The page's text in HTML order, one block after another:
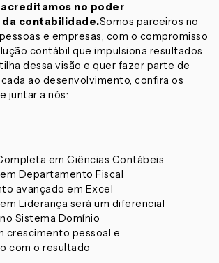
acreditamos no poder
contabilidade.Somos parceiros no
e empresas, com o compromisso
contábil que impulsiona resultados.
dessa visão e quer fazer parte de
ao desenvolvimento, confira os
juntar a nós:
em Ciências Contábeis
Departamento Fiscal
avançado em Excel
Liderança será um diferencial
Sistema Domínio
crescimento pessoal e
com o resultado